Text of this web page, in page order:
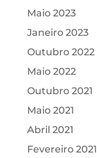
Maio 2023
Janeiro 2023
Outubro 2022
Maio 2022
Outubro 2021
Maio 2021
Abril 2021
Fevereiro 2021